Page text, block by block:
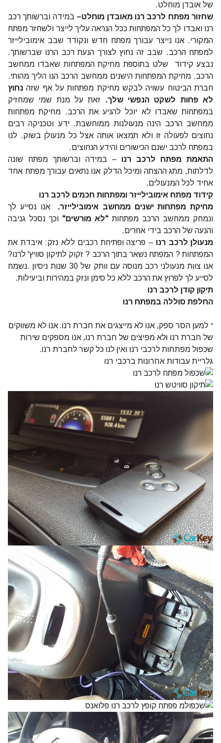
של אובדן מוחלט.
שחזור מפתח לרכב רנו מאובדן מוחלט– במידה וברשותך רכב
רנו ואבדו לך כל המפתחות ככל הנראה עליך לייצר ולשחזר מפתח
המקורי. אנו נייצר עבורך מפתח חדש ונקודד שבב אימובילייזר
למפתח הרכב. שבב זה נחוץ לצורך הנעת רכב הרנו שברשותך.
נבצע קידוד שלט בתוספת מחיקת המפתחות שאבדו ממחשב
הרכב. מחיקת המפתחות הישנים ממחשב הרכב הנו הליך מהותי.
חברת הביטוח עשויה לבקש מחיקת מפתחות על אף שזה נחוץ
לא פחות לשקט הנפשי שלך. זאת על מנת שמי שמחזיק
במפתחות שאבדו לא יוכל להניע את הרכב. מחיקת מפתחות
ממחשב הרכב הינה מנעולנות ממוחשבת. ידע וטכניקה רבים
נחוצים לפעולה זו ולא תמצאו אותה אצל כל מנעולן בשוק. לנו
במפתח לרכב ישנם הכישורים והידע הנחוצים.
התאמת מפתח לרכב רנו – במידה וברשותך מפתח שונה
לדלתות, מתג ההצתה ומיכל הדלק אנו נתאים עבורך מפתח אחד
אחיד לכל המנעולים.
קידוד מפתח אימובילייזר ומפתחות חכמים לרכב רנו
מחיקת מפתחות ישנים ממחשב אימובילייזר. אנו נסייע לך
ונמחק ממחשב הרכב מפתחות "לא מורשים" וכך נסכל גניבה
והנעה של הרכב בידי אחרים.
מנעולן לרכב רנו – פריצה ופתיחת רכבים ללא נזק: איבדת את
המפתחות ? המפתח נשאר בתוך הרכב ?זקוק לתיקון סוויץ' לרנו?
אנו צוות מנעולני רכב
מנוסה עם וותק של 30 שנות ניסיון .נשמח
לסייע לך לפרוץ את הרכב ללא כל סימן ונזק במהירות וביעילות.
תיקון קודן לרכב רנו
החלפת סוללה במפתח רנו
* למען הסר ספק, אנו לא מייצגים את חברת רנו. אנו לא משווקים
של חברת רנו ולא מפיצים של חברת רנו, אנו מספקים שירות
שכפול מפתחות לרכבי רנו ואין לנו כל קשר לחברת רנו.
גלריית עבודות אחרונות ברכבי רנו